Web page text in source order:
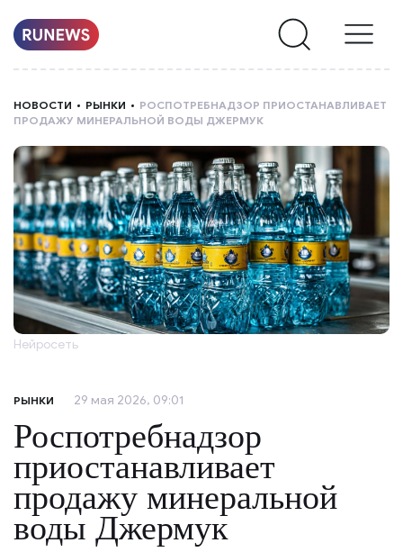
О
НАС
НОВОСТИ РЫНКИ
РОСПОТРЕБНАДЗОР ПРИОСТАНАВЛИВАЕТ
ПРОДАЖУ МИНЕРАЛЬНОЙ ВОДЫ ДЖЕРМУК
Нейросеть
РЫНКИ 29 мая 2026, 09:01
Роспотребнадзор
приостанавливает
продажу минеральной
воды Джермук